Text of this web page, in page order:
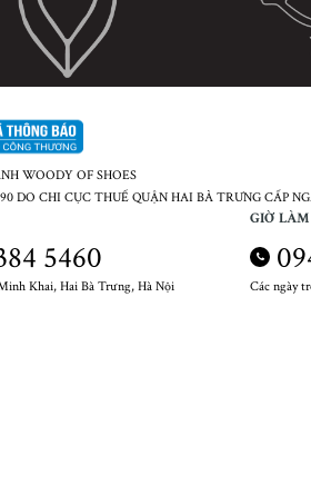
WOODY OF SHOES
DO CHI CỤC THUẾ QUẬN HAI BÀ TRƯNG CẤP
5460
Khai, Hai Bà Trưng, Hà Nội
GIỜ
Các ngày